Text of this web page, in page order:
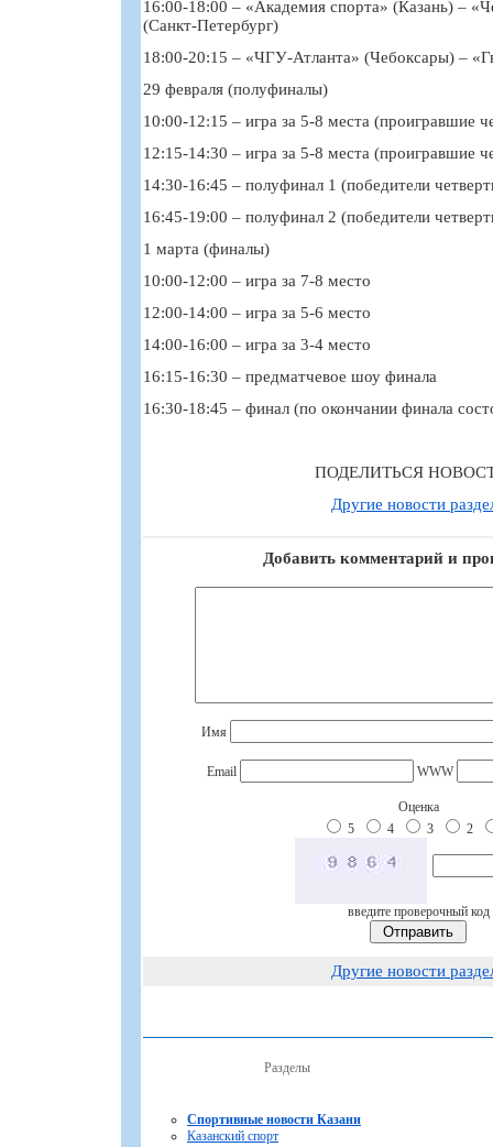
16:00-18:00 – «Академия спорта» (Казань) –
(Санкт-Петербург)
18:00-20:15 – «ЧГУ-Атланта» (Чебоксары) –
29 февраля (полуфиналы)
10:00-12:15 – игра за 5-8 места (проигравшие
12:15-14:30 – игра за 5-8 места (проигравшие
14:30-16:45 – полуфинал 1 (победители
16:45-19:00 – полуфинал 2 (победители
1 марта (финалы)
10:00-12:00 – игра за 7-8 место
12:00-14:00 – игра за 5-6 место
14:00-16:00 – игра за 3-4 место
16:15-16:30 – предматчевое шоу финала
16:30-18:45 – финал (по окончании финала
ПОДЕЛИТЬСЯ
Другие новости
Добавить комментарий и
Имя
Email WWW
Оценка
5
4 3 2
введите проверочный код
Другие новости
Разделы
Спортивные новости Казани
Казанский спорт